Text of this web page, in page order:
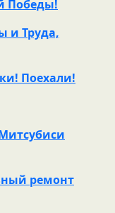
Победы!
и Труда,
Поехали!
ремонт